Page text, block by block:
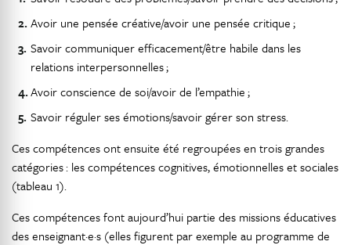
Avoir une pensée créative/avoir une pensée critique ;
Savoir communiquer efficacement/être habile dans les
relations interpersonnelles ;
Avoir conscience de soi/avoir de l’empathie ;
Savoir réguler ses émotions/savoir gérer son stress.
Ces compétences ont ensuite été regroupées en trois grandes
catégories : les compétences cognitives, émotionnelles et sociales
(tableau 1).
Ces compétences font aujourd’hui partie des missions éducatives
des enseignant·e·s (elles figurent par exemple au programme de